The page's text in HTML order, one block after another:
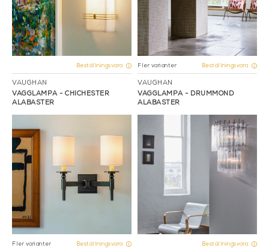
Beställningsvara
VAUGHAN
VÄGGLAMPA - CHICHESTER
ALABASTER
Fler varianter Beställningsvara
VAUGHAN
VÄGGLAMPA - DRUMMOND
ALABASTER
Fler varianter Beställningsvara Beställningsvara